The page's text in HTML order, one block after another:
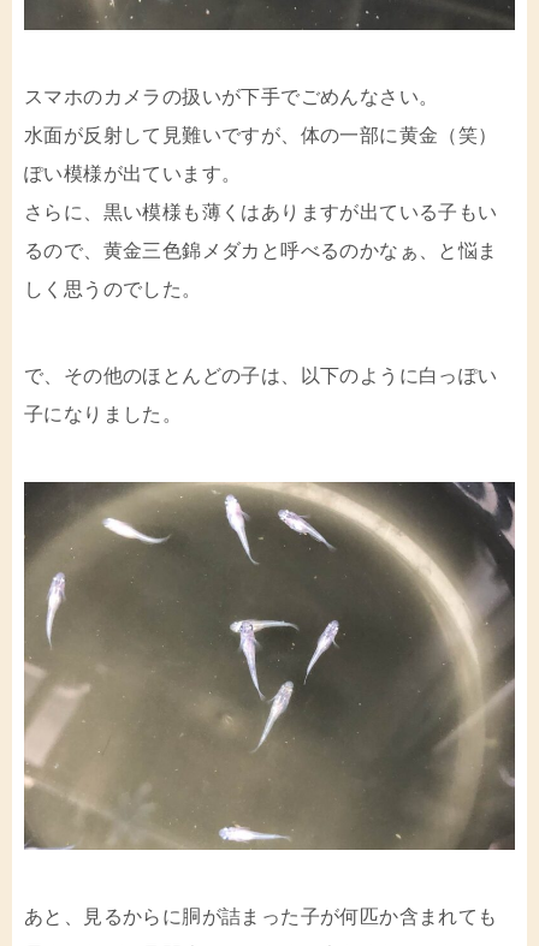
スマホのカメラの扱いが下手でごめんなさい。
水面が反射して見難いですが、体の一部に黄金（笑）
ぽい模様が出ています。
さらに、黒い模様も薄くはありますが出ている子もい
るので、黄金三色錦メダカと呼べるのかなぁ、と悩ま
しく思うのでした。
で、その他のほとんどの子は、以下のように白っぽい
子になりました。
あと、見るからに胴が詰まった子が何匹か含まれても